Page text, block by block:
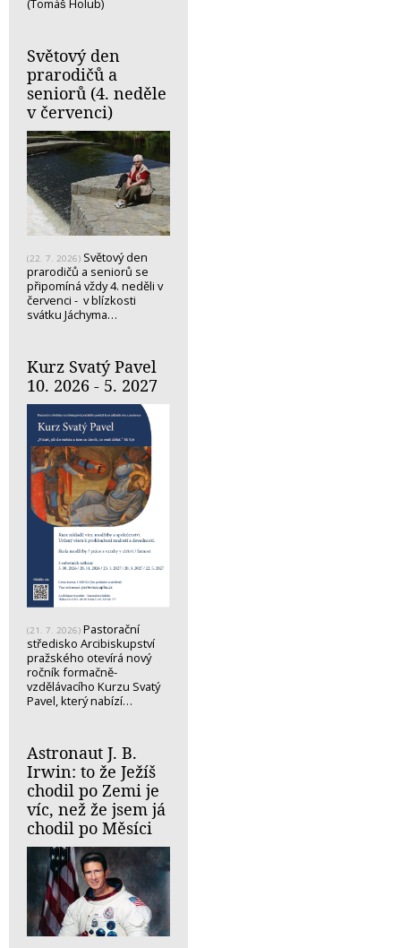
(Tomáš Holub)
Světový den
prarodičů a
seniorů (4. neděle
v červenci)
(22. 7. 2026) Světový den
prarodičů a seniorů se
připomíná vždy 4. neděli v
červenci - v blízkosti
svátku Jáchyma…
Kurz Svatý Pavel
10. 2026 - 5. 2027
(21. 7. 2026) Pastorační
středisko Arcibiskupství
pražského otevírá nový
ročník formačně-
vzdělávacího Kurzu Svatý
Pavel, který nabízí…
Astronaut J. B.
Irwin: to že Ježíš
chodil po Zemi je
víc, než že jsem já
chodil po Měsíci